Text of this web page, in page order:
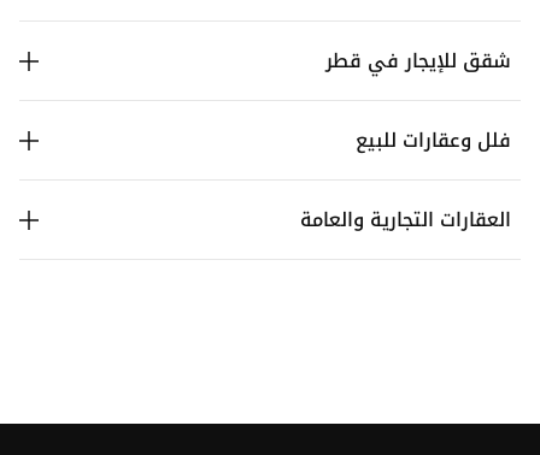
شقق للإيجار في قطر
فلل وعقارات للبيع
العقارات التجارية والعامة